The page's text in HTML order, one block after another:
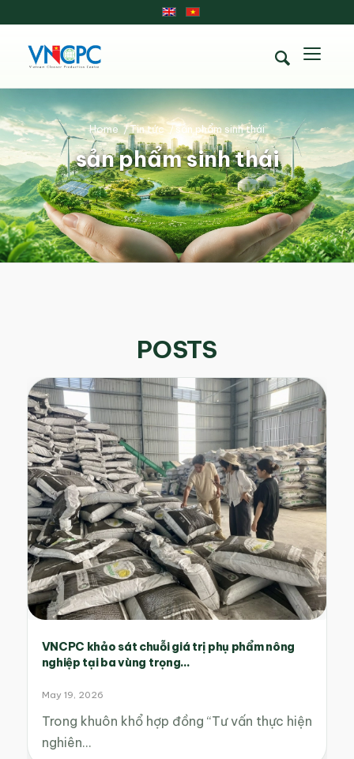
sản phẩm sinh thái
Home /Tin tức /sản phẩm sinh thái
POSTS
VNCPC khảo sát chuỗi giá trị phụ phẩm nông
nghiệp tại ba vùng trọng...
May 19, 2026
Trong khuôn khổ hợp đồng “Tư vấn thực hiện
nghiên…